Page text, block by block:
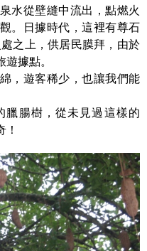
水從壁縫中流出，點燃火
。日據時代，這裡有尊石
之上，供居民膜拜，由於
據點。
，遊客稀少，也讓我們能
臘腸樹，從未見過這樣的